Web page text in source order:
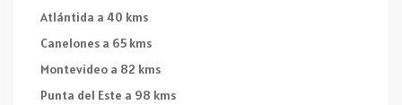
Atlántida a 40 kms
Canelones a 65 kms
Montevideo a 82 kms
Punta del Este a 98 kms